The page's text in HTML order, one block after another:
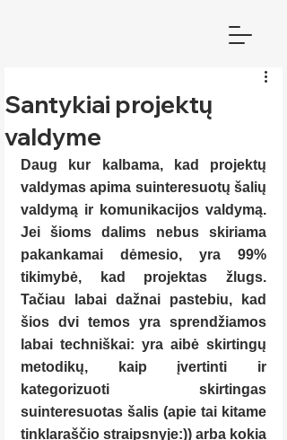
Santykiai projektų
valdyme
Daug kur kalbama, kad projektų
valdymas apima suinteresuotų šalių
valdymą ir komunikacijos valdymą.
Jei šioms dalims nebus skiriama
pakankamai dėmesio, yra 99%
tikimybė, kad projektas žlugs.
Tačiau labai dažnai pastebiu, kad
šios dvi temos yra sprendžiamos
labai techniškai: yra aibė skirtingų
metodikų, kaip įvertinti ir
kategorizuoti skirtingas
suinteresuotas šalis (apie tai kitame
tinklaraščio straipsnyje:)) arba kokia